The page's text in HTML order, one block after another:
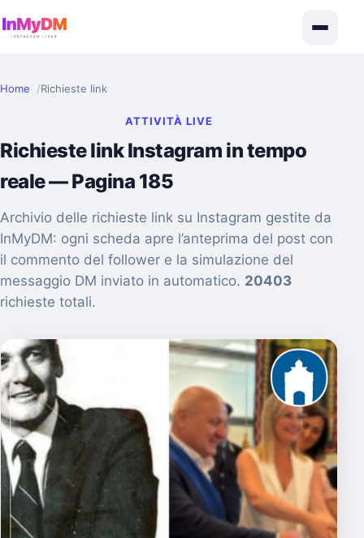
Home Richieste link
ATTIVITÀ LIVE
Richieste link Instagram in tempo
reale — Pagina 185
Archivio delle richieste link su Instagram gestite da
InMyDM: ogni scheda apre l’anteprima del post con
il commento del follower e la simulazione del
messaggio DM inviato in automatico. 20403
richieste totali.